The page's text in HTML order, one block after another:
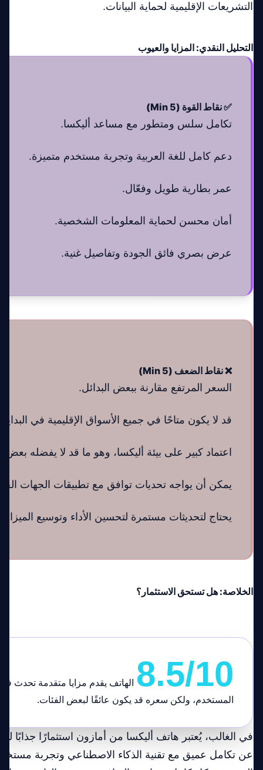
التشريعات الإقليمية لحماية البيانات.
التحليل النقدي: المزايا والعيوب
✅ نقاط القوة (Min 5)
تكامل سلس ومتطور مع مساعد أليكسا.
دعم كامل للغة العربية وتجربة مستخدم متميزة.
عمر بطارية طويل وفعّال.
أمان محسن لحماية المعلومات الشخصية.
عرض بصري فائق الجودة وتفاصيل غنية.
❌ نقاط الضعف (Min 5)
السعر المرتفع مقارنة ببعض البدائل.
قد لا يكون متاحًا في جميع الأسواق الإقليمية في
اعتماد كبير على بيئة أليكسا، وهو ما قد لا يفضله
يمكن أن يواجه تحديات توافق مع تطبيقات الجهات
يحتاج لتحديثات مستمرة لتحسين الأداء وتوسيع
الخلاصة: هل تستحق الاستثمار؟
8.5/10
الهاتف يقدم مزايا متقدمة تحدث
المستخدم، ولكن سعره قد يكون عائقًا لبعض الفئات.
في الغالب، يُعتبر هاتف أليكسا من أمازون استثمارًا جذابًا
عن تكامل عميق مع تقنية الذكاء الاصطناعي وتجربة